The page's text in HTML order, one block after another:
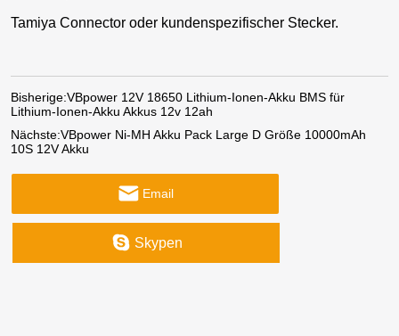
Tamiya Connector oder kundenspezifischer Stecker.
Bisherige:VBpower 12V 18650 Lithium-Ionen-Akku BMS für
Lithium-Ionen-Akku Akkus 12v 12ah
Nächste:VBpower Ni-MH Akku Pack Large D Größe 10000mAh
10S 12V Akku
Email
Skypen